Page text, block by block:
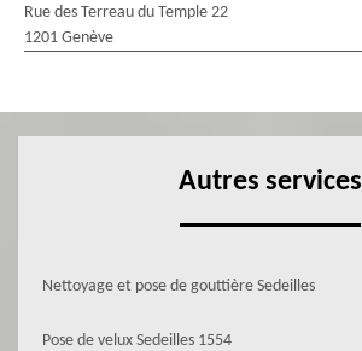
Rue des Terreau du Temple 22
1201 Genève
Autres services
Nettoyage et pose de gouttière Sedeilles
Pose de velux Sedeilles 1554